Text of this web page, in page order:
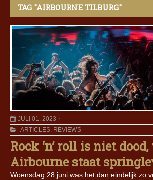
TAG "AIRBOURNE TILBURG"
JULI 01, 2023
ARTICLES, REVIEWS
Rock ‘n’ roll is niet
Airbourne staat
Woensdag 28 juni was het dan eindelijk zo